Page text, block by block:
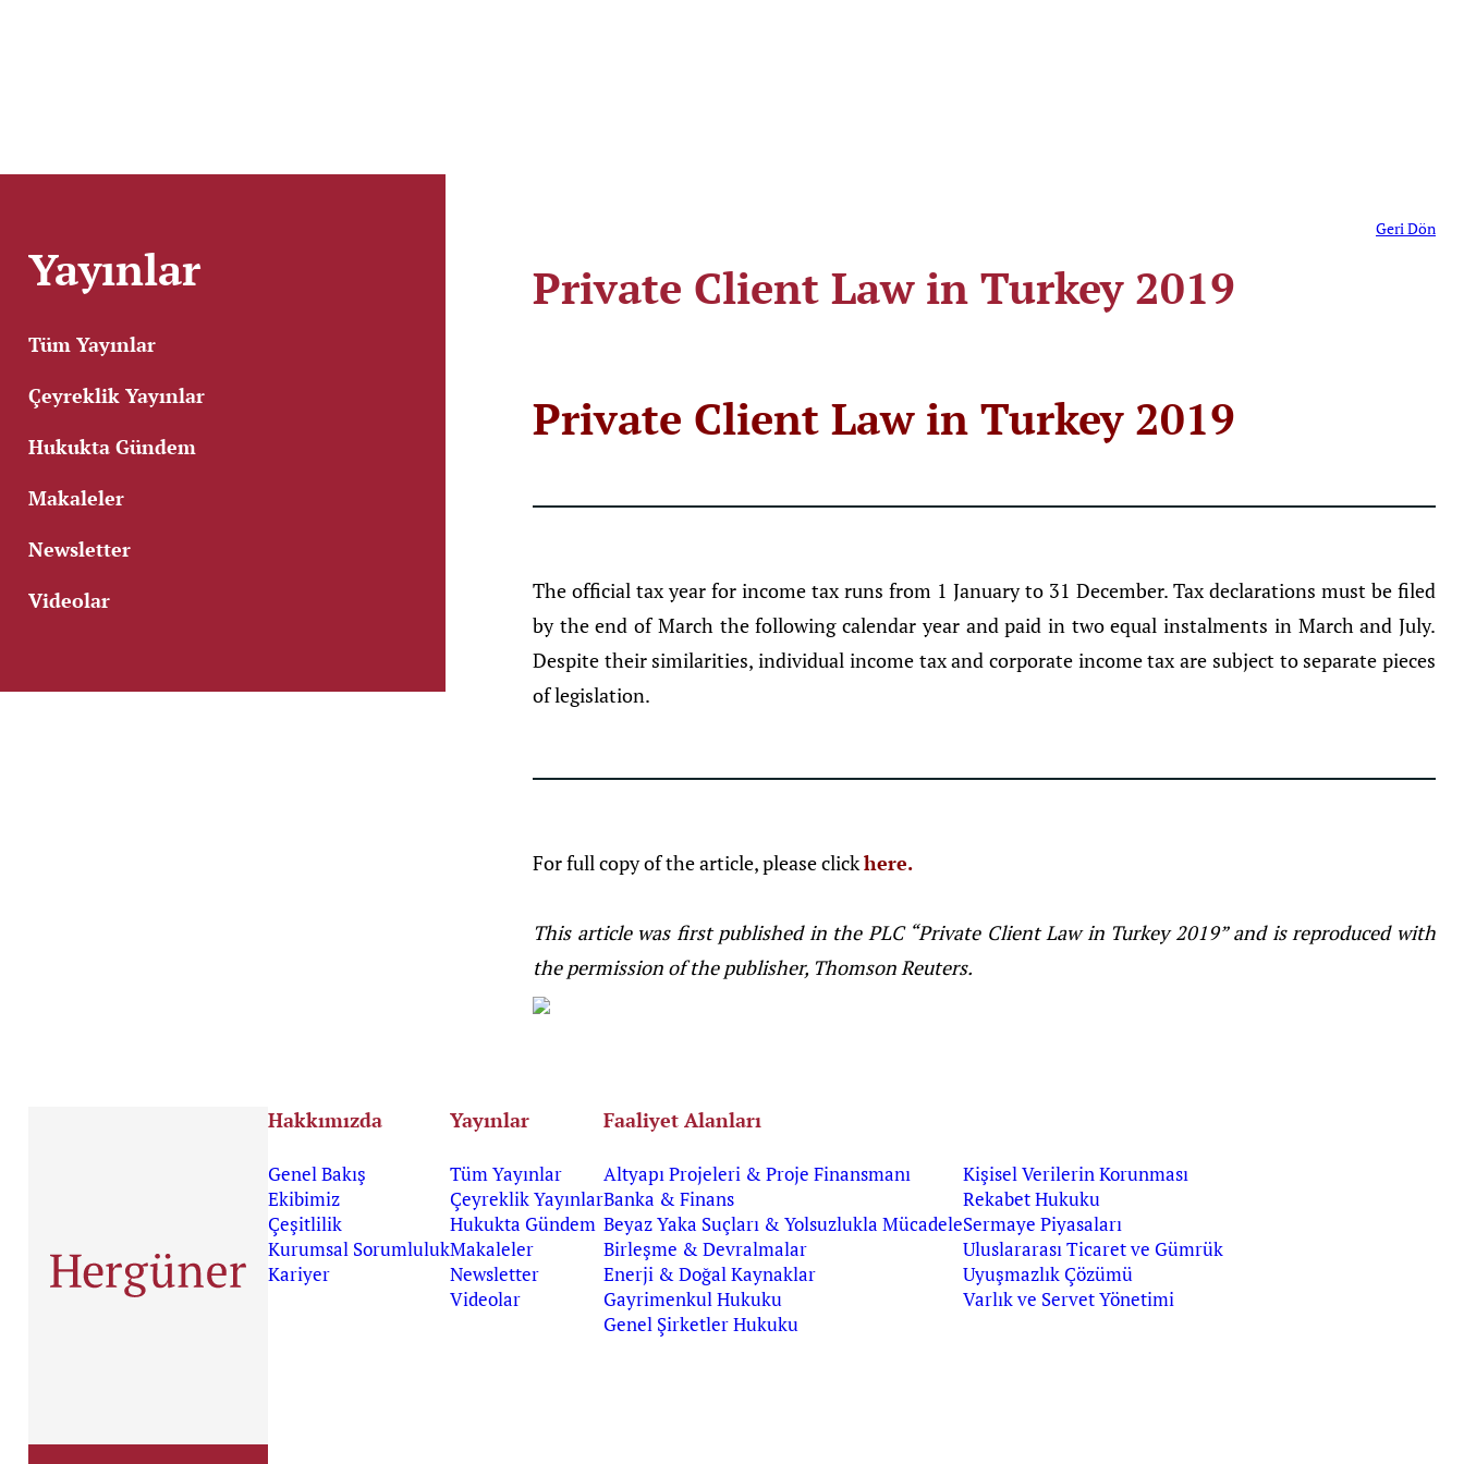
Yayınlar
Tüm Yayınlar
Çeyreklik Yayınlar
Hukukta Gündem
Makaleler
Newsletter
Videolar
Geri Dön
Private Client Law in Turkey 2019
Private Client Law in Turkey 2019
The official tax year for income tax runs from 1 January to 31 December. Tax declarations must be filed
by the end of March the following calendar year and paid in two equal instalments in March and July.
Despite their similarities, individual income tax and corporate income tax are subject to separate pieces
of legislation.
For full copy of the article, please clickhere.
This article was first published in the PLC “Private Client Law in Turkey 2019” and is reproduced with
the permission of the publisher, Thomson Reuters.
Hakkımızda
Genel Bakış
Ekibimiz
Çeşitlilik
Kurumsal Sorumluluk
Kariyer
Yayınlar
Tüm Yayınlar
Çeyreklik Yayınlar
Hukukta Gündem
Makaleler
Newsletter
Videolar
Faaliyet Alanları
Altyapı Projeleri & Proje Finansmanı
Banka & Finans
Beyaz Yaka Suçları & Yolsuzlukla Mücadele
Birleşme & Devralmalar
Enerji & Doğal Kaynaklar
Gayrimenkul Hukuku
Genel Şirketler Hukuku
Kişisel Verilerin Korunması
Rekabet Hukuku
Sermaye Piyasaları
Uluslararası Ticaret ve Gümrük
Uyuşmazlık Çözümü
Varlık ve Servet Yönetimi